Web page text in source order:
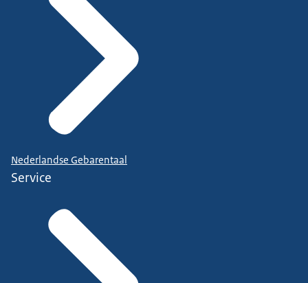
Nederlandse Gebarentaal
Service